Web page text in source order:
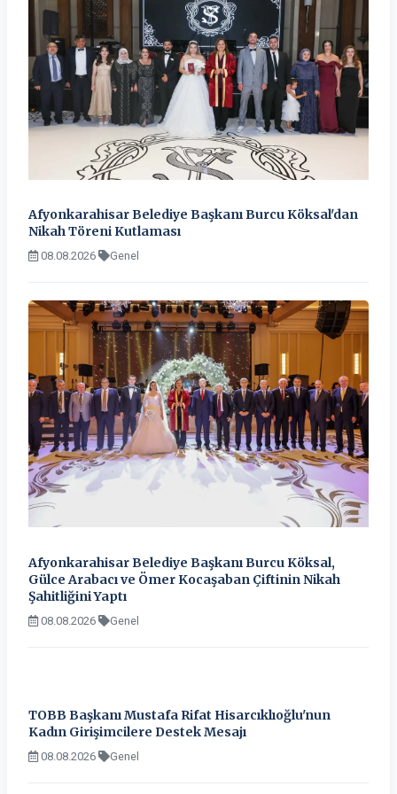
Afyonkarahisar Belediye Başkanı Burcu Köksal'dan
Nikah Töreni Kutlaması
08.08.2026 Genel
Afyonkarahisar Belediye Başkanı Burcu Köksal,
Gülce Arabacı ve Ömer Kocaşaban Çiftinin Nikah
Şahitliğini Yaptı
08.08.2026 Genel
TOBB Başkanı Mustafa Rifat Hisarcıklıoğlu'nun
Kadın Girişimcilere Destek Mesajı
08.08.2026 Genel